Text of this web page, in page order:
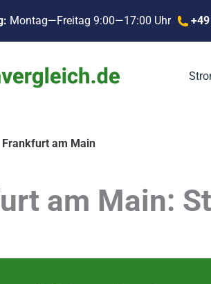
Montag—Freitag 9:00—17:00 Uhr
Frankfurt am Main
am Main: